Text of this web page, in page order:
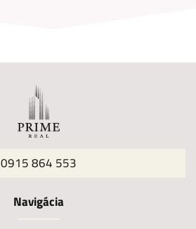
0915 864 553
Navigácia